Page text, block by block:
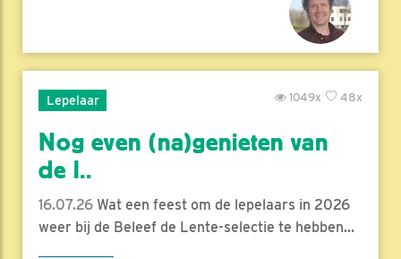
Lepelaar 48x
1049x
Nog even (na)genieten van
de l..
16.07.26 Wat een feest om de lepelaars in 2026
weer bij de Beleef de Lente-selectie te hebben...